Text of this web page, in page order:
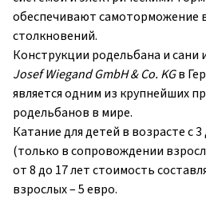
обеспечивают самоторможение
столкновений.
Конструкции родельбана и сани
Josef Wiegand GmbH & Co. KGв
является одним из крупнейших
родельбанов в мире.
Катание для детей в возрасте с
(только в сопровождении
от 8 до 17 лет стоимость
взрослых – 5 евро.